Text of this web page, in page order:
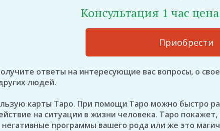
Консультация 1 час
Приобрести
ответы на интересующие вас вопросы, о
людей.
карты Таро. При помощи Таро можно быстро
на ситуации в жизни человека. Таро
программы вашего рода или же это